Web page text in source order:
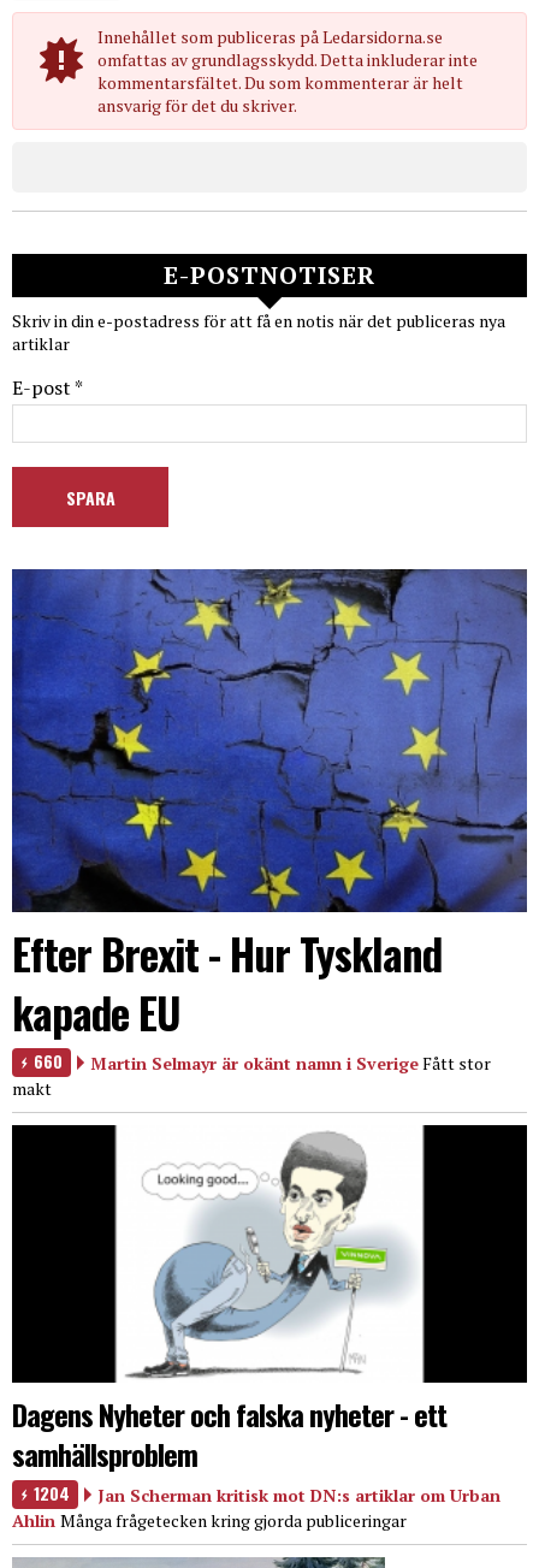
Innehållet som publiceras på Ledarsidorna.se
omfattas av grundlagsskydd. Detta inkluderar inte
kommentarsfältet. Du som kommenterar är helt
ansvarig för det du skriver.
E-POSTNOTISER
Skriv in din e-postadress för att få en notis när det publiceras nya
artiklar
E-post *
Efter Brexit - Hur Tyskland
kapade EU
660 Martin Selmayr är okänt namn i SverigeFått stor
makt
Dagens Nyheter och falska nyheter - ett
samhällsproblem
1204
Jan Scherman kritisk mot DN:s artiklar om Urban
Ahlin Många frågetecken kring gjorda publiceringar